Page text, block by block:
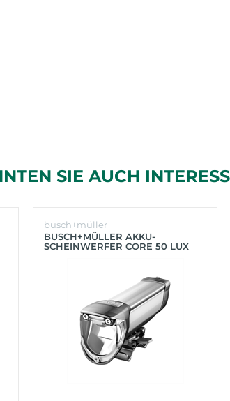
SIE AUCH
busch+müller
BUSCH+MÜLLER AKKU-
SCHEINWERFER CORE 50 LUX